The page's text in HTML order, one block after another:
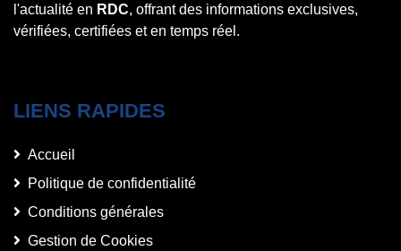
l'actualité en RDC, offrant des informations exclusives,
vérifiées, certifiées et en temps réel.
LIENS RAPIDES
Accueil
Politique de confidentialité
Conditions générales
Gestion de Cookies